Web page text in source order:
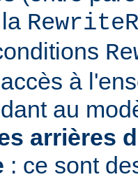
à
au
arrières
: ce sont